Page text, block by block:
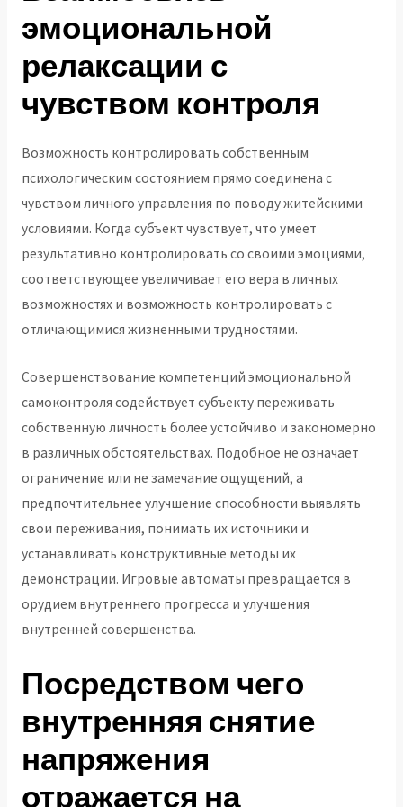
эмоциональной
релаксации с
чувством контроля
Возможность контролировать собственным
психологическим состоянием прямо соединена с
чувством личного управления по поводу житейскими
условиями. Когда субъект чувствует, что умеет
результативно контролировать со своими эмоциями,
соответствующее увеличивает его вера в личных
возможностях и возможность контролировать с
отличающимися жизненными трудностями.
Совершенствование компетенций эмоциональной
самоконтроля содействует субъекту переживать
собственную личность более устойчиво и закономерно
в различных обстоятельствах. Подобное не означает
ограничение или не замечание ощущений, а
предпочтительнее улучшение способности выявлять
свои переживания, понимать их источники и
устанавливать конструктивные методы их
демонстрации. Игровые автоматы превращается в
орудием внутреннего прогресса и улучшения
внутренней совершенства.
Посредством чего
внутренняя снятие
напряжения
отражается на